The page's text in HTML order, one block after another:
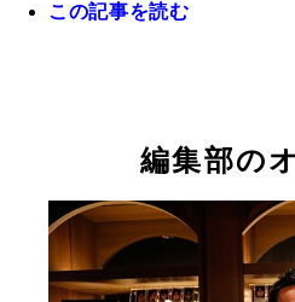
この記事を読む
編集部の